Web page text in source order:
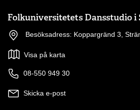
Folkuniversitetets Dansstudio i
Besöksadress: Koppargränd 3,
Visa på karta
08-550 949 30
Skicka e-post